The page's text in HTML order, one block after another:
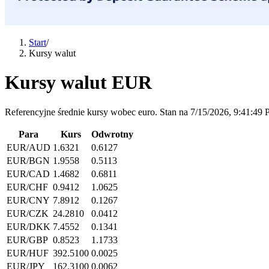
Start/
Kursy walut
Kursy walut EUR
Referencyjne średnie kursy wobec euro. Stan na 7/15/2026, 9:41:49
Para Kurs
Odwrotny
EUR/AUD 1.6321
0.6127
EUR/BGN 1.9558
0.5113
EUR/CAD 1.4682
0.6811
EUR/CHF 0.9412
1.0625
EUR/CNY 7.8912
0.1267
EUR/CZK 24.2810
0.0412
EUR/DKK 7.4552
0.1341
EUR/GBP 0.8523
1.1733
EUR/HUF 392.5100 0.0025
EUR/JPY 162.3100 0.0062